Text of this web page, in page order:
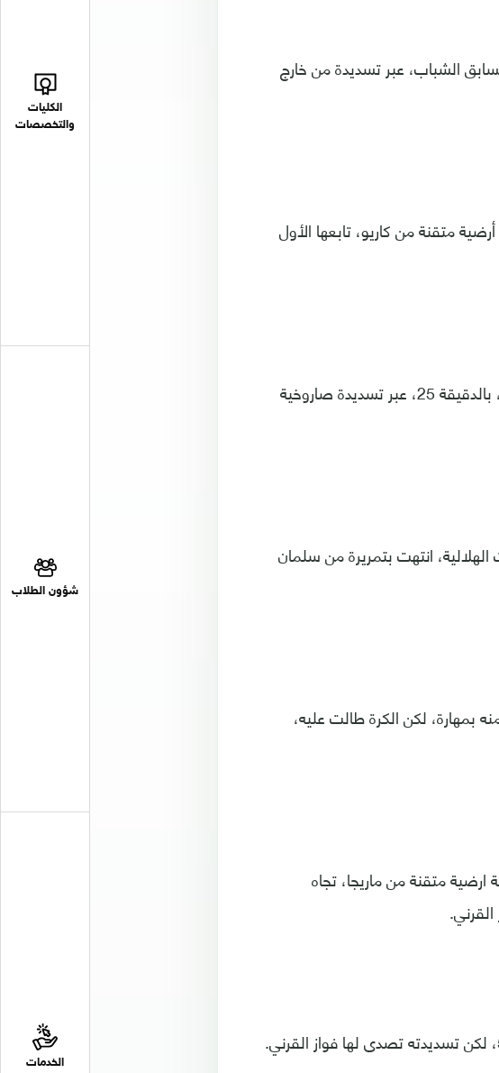
الكليات
والتخصصات
شؤون الطلاب
الخدمات
الشباب، عبر تسديدة من خارج
أرضية متقنة من كاريو، تابعها الأول
ومع المحاولات الهجومية المستمرة، نجح كاريو في إضافة هدف ثان، بالدقيقة 25، عبر تسديدة صاروخية
بعد جملة من التمريرات الهلالية، انتهت بتمريرة من سلمان
بمهارة، لكن الكرة طالت عليه،
إيجالو، في الدقيقة 43، بعد عرضية ارضية متقنة من ماريجا، تجاه